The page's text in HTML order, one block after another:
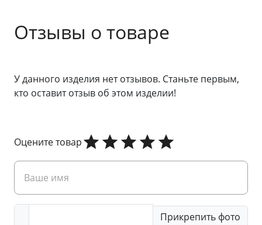
Отзывы о товаре
У данного изделия нет отзывов. Станьте первым,
кто оставит отзыв об этом изделии!
Оцените товар
Прикрепить фото